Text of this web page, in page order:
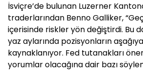
İsviçre’de bulunan Luzerner
traderlarından Benno Galliker,
içerisinde riskler yön değiştirdi. Bu
yaz aylarında pozisyonların
kaynaklanıyor. Fed tutanakları
yorumlar olacağına dair bazı